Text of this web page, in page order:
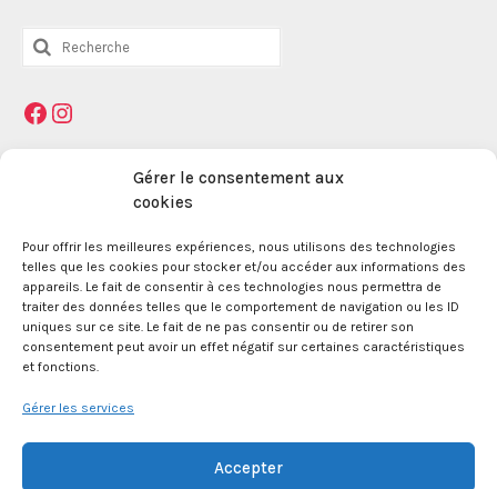
Gérer le consentement aux
cookies
Pour offrir les meilleures expériences, nous utilisons des technologies
telles que les cookies pour stocker et/ou accéder aux informations des
appareils. Le fait de consentir à ces technologies nous permettra de
traiter des données telles que le comportement de navigation ou les ID
uniques sur ce site. Le fait de ne pas consentir ou de retirer son
consentement peut avoir un effet négatif sur certaines caractéristiques
et fonctions.
Gérer les services
Accepter
Rechercher
:
Facebook
Instagram
Mentions légales
La Maison des Jeunes et de la Culture Jacques
Prévert est une association enregistrée le 09
décembre 1959 auprès de la Préfecture des Bouches
du Rhône.
Provence.
SIRET 381 083 880 00017